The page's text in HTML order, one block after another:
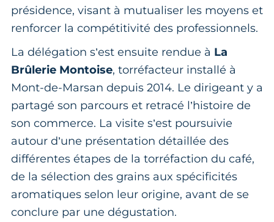
présidence, visant à mutualiser les moyens et
renforcer la compétitivité des professionnels.
La délégation s’est ensuite rendue à La
Brûlerie Montoise, torréfacteur installé à
Mont-de-Marsan depuis 2014. Le dirigeant y a
partagé son parcours et retracé l’histoire de
son commerce. La visite s’est poursuivie
autour d’une présentation détaillée des
différentes étapes de la torréfaction du café,
de la sélection des grains aux spécificités
aromatiques selon leur origine, avant de se
conclure par une dégustation.